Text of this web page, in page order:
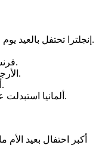
إنجلترا تحتفل بالعيد يوم الأحد الذي يوافق فترة نصف الصوم الكبير.
فرنسا والسويد الأحد الأخير من شهر مايو(أيار).
الأرجنتين ثاني أحد من شهر أكتوبر(تشرين أول).
أميركا واليابان ثاني أحد من شهر مايو(أيار).
ألمانيا استبدلت عيد الأم بـ(اليوم العالمي الاشتراكي للمرأة).